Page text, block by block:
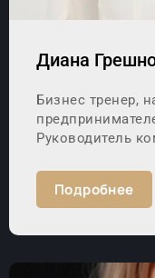
Диана
Бизнес тренер,
Руководитель
Подробнее